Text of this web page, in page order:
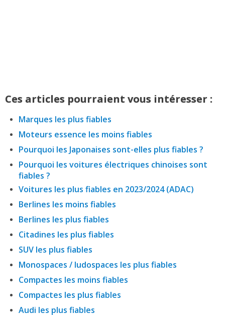
Ces articles pourraient vous intéresser :
Marques les plus fiables
Moteurs essence les moins fiables
Pourquoi les Japonaises sont-elles plus fiables ?
Pourquoi les voitures électriques chinoises sont
fiables ?
Voitures les plus fiables en 2023/2024 (ADAC)
Berlines les moins fiables
Berlines les plus fiables
Citadines les plus fiables
SUV les plus fiables
Monospaces / ludospaces les plus fiables
Compactes les moins fiables
Compactes les plus fiables
Audi les plus fiables